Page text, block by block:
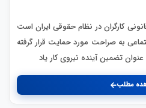
کارگران در نظام حقوقی ایران است
به صراحت مورد حمایت قرار گرفته
تضمین آینده نیروی کار یاد
مطلب